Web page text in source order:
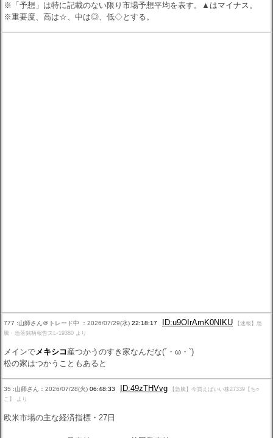
※「予想」は特に記載のない限り市場予想平均を表す。▲はマイナス。
※重要度、高は☆、中は◎、低◇とする。
777 :山師さん＠トレード中 ：2026/07/29(水) 22:18:17 ID:u9OIrAmK0NIKU
【速報】急
騰・急落銘柄報告スレ19380 より
メインでメキシコ 産つかうのすき家なんだな(´・ω・`)
松の家はつかうこともあると
35 :山師さん：2026/07/28(火) 06:48:33 ID:49zTHVvg
【急騰】今買えばいい株27339【ち○
こ】 より
欧米市場の主な経済指標・27日